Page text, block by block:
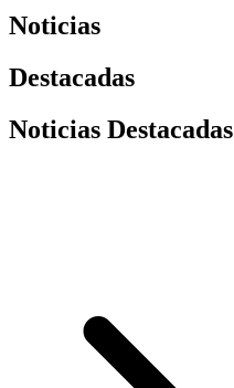
Noticias
Destacadas
Noticias Destacadas